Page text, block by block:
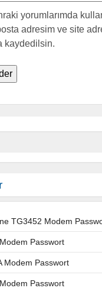
yorumlarımda
adresim ve site
kaydedilsin.
TG3452 Modem
Passwort
Modem Passwort
Passwort